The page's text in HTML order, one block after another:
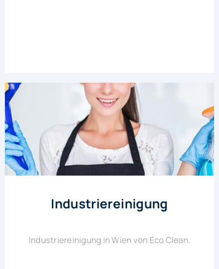
Industriereinigung
Industriereinigung in Wien von Eco Clean.